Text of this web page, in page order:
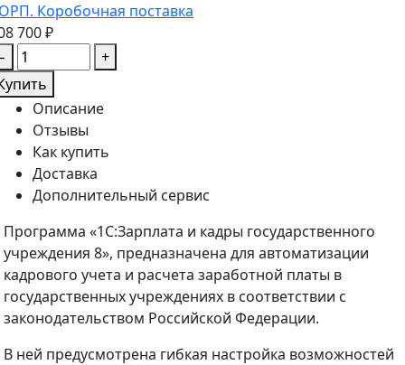
Коробочная поставка
700 ₽
+
Описание
Отзывы
Как купить
Доставка
Дополнительный сервис
Программа «1С:Зарплата и кадры государственного
учреждения 8», предназначена для автоматизации
кадрового учета и расчета заработной платы в
государственных учреждениях в соответствии с
законодательством Российской Федерации.
В ней предусмотрена гибкая настройка возможностей